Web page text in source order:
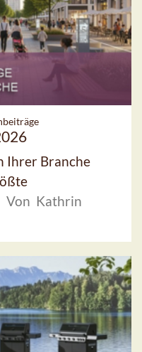
Ihrer Branche
Von Kathrin